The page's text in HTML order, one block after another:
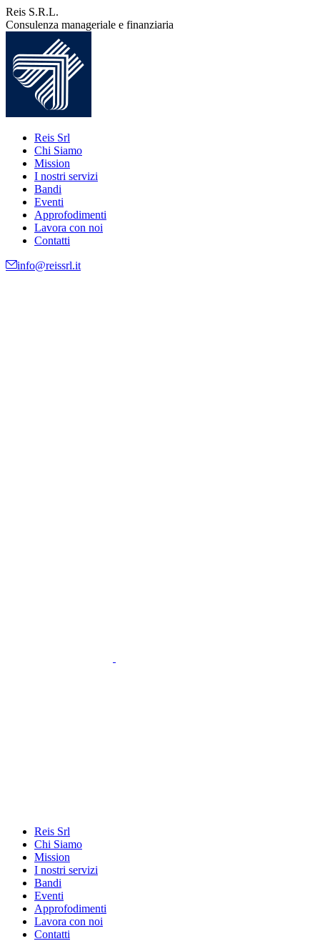
Vai
ai
Reis S.R.L.
Consulenza manageriale e finanziaria
Reis Srl
Chi Siamo
Mission
I nostri servizi
Bandi
Eventi
Approfodimenti
Lavora con noi
Contatti
info@reissrl.it
Reis Srl
Chi Siamo
Mission
I nostri servizi
Bandi
Eventi
Approfodimenti
Lavora con noi
Contatti